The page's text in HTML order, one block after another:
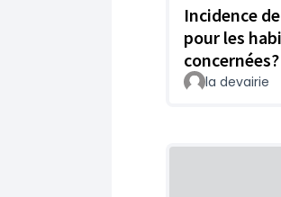
Incidence
pour les
concernées?
la devairie